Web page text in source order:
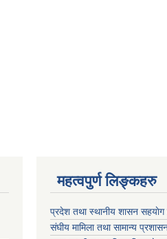
महत्वपुर्ण लिङ्कहरु
प्रदेश तथा स्थानीय शासन
संघीय मामिला तथा सामान्य